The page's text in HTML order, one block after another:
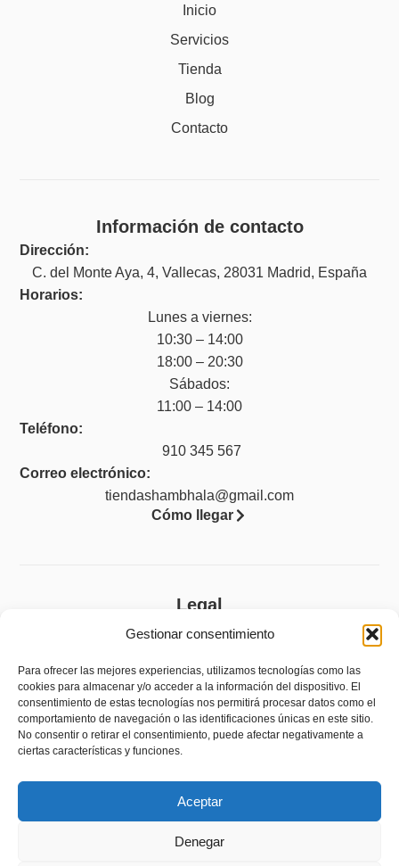
Gestionar consentimiento
Para ofrecer las mejores experiencias, utilizamos tecnologías como las
cookies para almacenar y/o acceder a la información del dispositivo. El
consentimiento de estas tecnologías nos permitirá procesar datos como el
comportamiento de navegación o las identificaciones únicas en este sitio.
No consentir o retirar el consentimiento, puede afectar negativamente a
ciertas características y funciones.
Aceptar
Denegar
Inicio
Servicios
Tienda
Blog
Contacto
Información de contacto
Dirección:
C. del Monte Aya, 4, Vallecas, 28031 Madrid, España
Horarios:
Lunes a viernes:
10:30 – 14:00
18:00 – 20:30
Sábados:
11:00 – 14:00
Teléfono:
910 345 567
Correo electrónico:
tiendashambhala@gmail.com
Cómo llegar
Legal
Aviso legal
Política de privacidad
Política de cookies (UE)
Accesibilidad
Política de devoluciones y reembolsos